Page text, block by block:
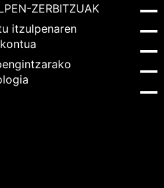
ZERBITZUAK
itzulpenaren